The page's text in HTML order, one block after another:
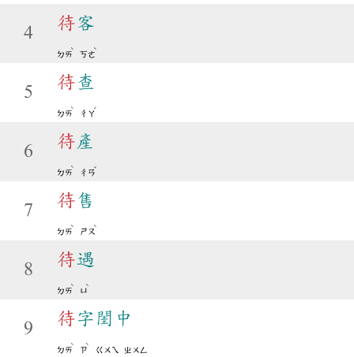
4
待客
ㄉㄞ
ˋ
ㄎㄜ
ˋ
5
待查
ㄉㄞ
ˋ
ㄔㄚ
ˊ
6
待 產
ㄉㄞ
ˋ
ㄔㄢ
ˇ
7
待售
ㄉㄞ
ˋ
ㄕㄡ
ˋ
8
待遇
ㄉㄞ
ˋ
ㄩ
ˋ
9
待字閨中
ㄉㄞ
ˋ
ㄗ
ˋ
ㄍㄨㄟ ㄓㄨㄥ